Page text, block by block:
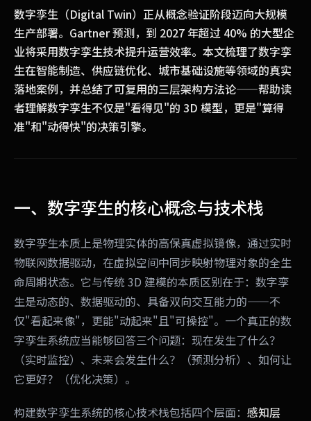
数字孪生（Digital Twin）正从概念验证阶段迈向大规模
生产部署。Gartner 预测，到 2027 年超过 40% 的大型企
业将采用数字孪生技术提升运营效率。本文梳理了数字孪
生在智能制造、供应链优化、城市基础设施等领域的真实
落地案例，并总结了可复用的三层架构方法论——帮助读
者理解数字孪生不仅是"看得见"的 3D 模型，更是"算得
准"和"动得快"的决策引擎。
一、数字孪生的核心概念与技术栈
数字孪生本质上是物理实体的高保真虚拟镜像，通过实时
物联网数据驱动，在虚拟空间中同步映射物理对象的全生
命周期状态。它与传统 3D 建模的本质区别在于：数字孪
生是动态的、数据驱动的、具备双向交互能力的——不
仅"看起来像"，更能"动起来"且"可操控"。一个真正的数
字孪生系统应当能够回答三个问题：现在发生了什么？
（实时监控）、未来会发生什么？（预测分析）、如何让
它更好？（优化决策）。
构建数字孪生系统的核心技术栈包括四个层面： 感知层